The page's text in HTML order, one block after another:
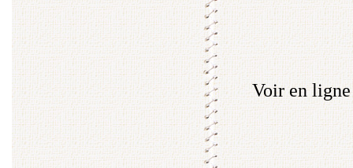
Voir en